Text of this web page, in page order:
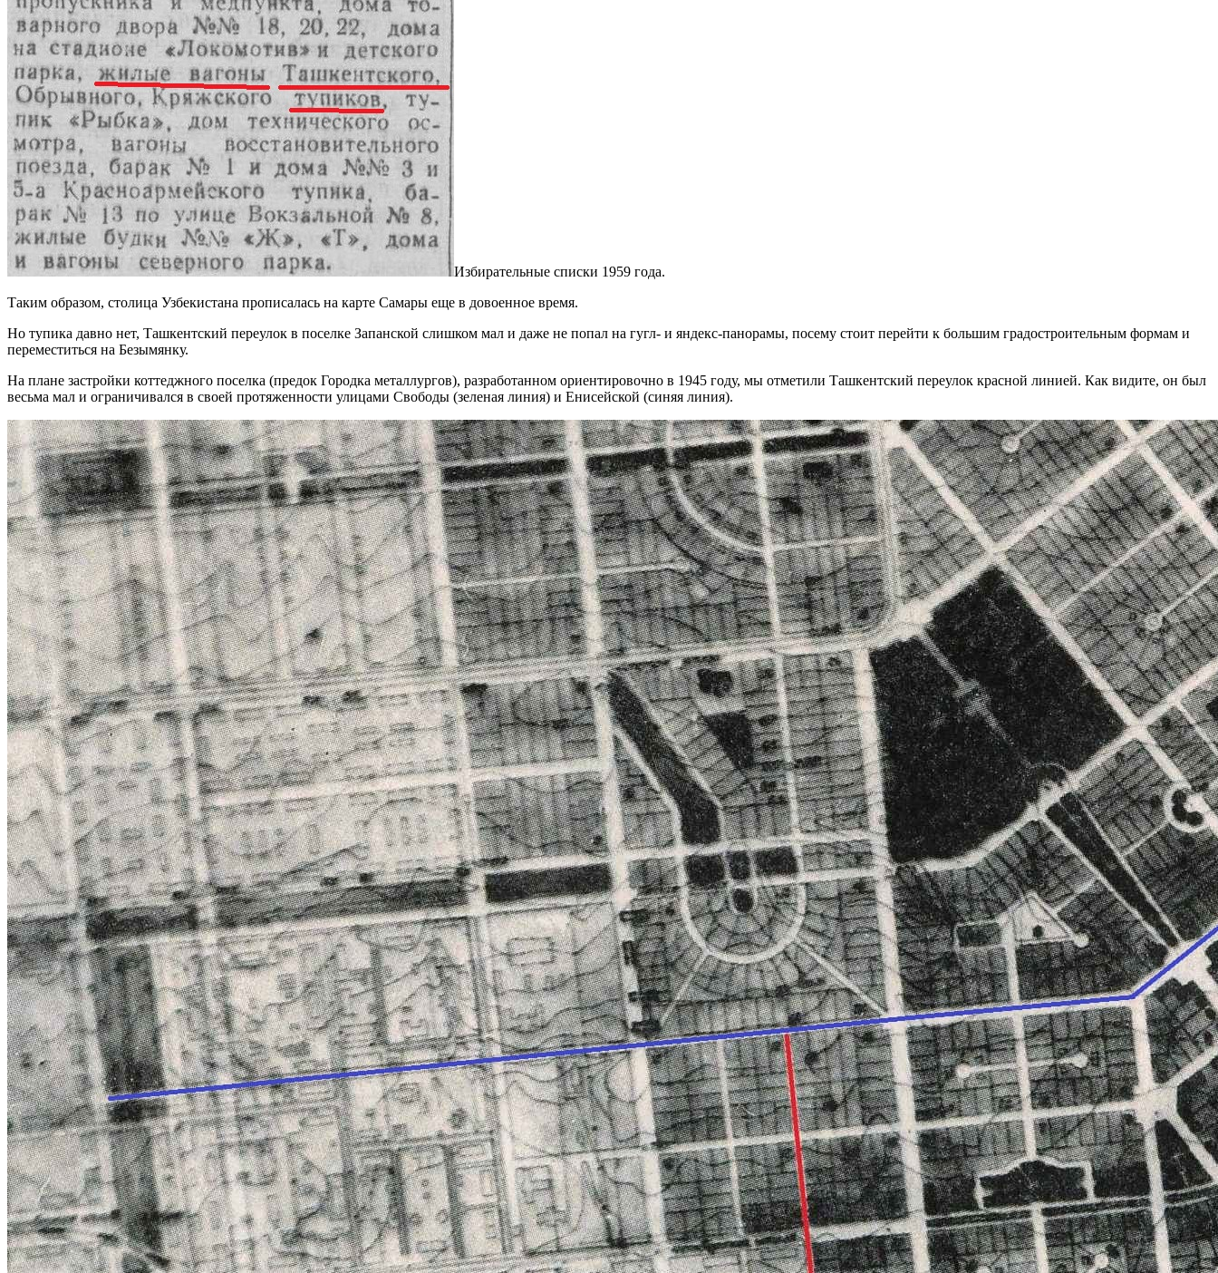
Избирательные списки 1959 года.
Таким образом, столица Узбекистана прописалась на карте Самары еще в довоенное время.
Но тупика давно нет, Ташкентский переулок в поселке Запанской слишком мал и даже не попал на гугл- и яндекс-панорамы, посему стоит перейти к большим градостроительным формам и
переместиться на Безымянку.
На плане застройки коттеджного поселка (предок Городка металлургов), разработанном ориентировочно в 1945 году, мы отметили Ташкентский переулок красной линией. Как видите, он был
весьма мал и ограничивался в своей протяженности улицами Свободы (зеленая линия) и Енисейской (синяя линия).